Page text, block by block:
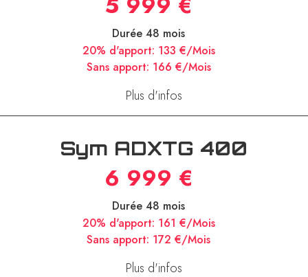
Sym Maxsym 400 GT
5 999 €
Durée 48 mois
20% d'apport:133 €/Mois
Sans apport:166 €/Mois
Sym ADXTG 400
6 999 €
Durée 48 mois
20% d'apport:161 €/Mois